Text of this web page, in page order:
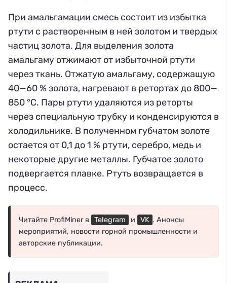
При амальгамации смесь состоит из избытка
ртути с растворенным в ней золотом и твердых
частиц золота. Для выделения золота
амальгаму отжимают от избыточной ртути
через ткань. Отжатую амальгаму, содержащую
40—60 % золота, нагревают в ретортах до 800—
850 °С. Пары ртути удаляются из реторты
через специальную трубку и конденсируются в
холодильнике. В полученном губчатом золоте
остается от 0,1 до 1 % ртути, серебро, медь и
некоторые другие металлы. Губчатое золото
подвергается плавке. Ртуть возвращается в
процесс.
Читайте ProfiMiner в Telegram и VK . Анонсы
мероприятий, новости горной промышленности и
авторские публикации.